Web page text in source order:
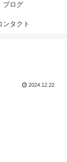
ブログ
ンタクト
2024.12.22